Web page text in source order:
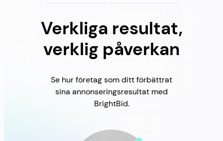
Verkliga resultat,
verklig påverkan
Se hur företag som ditt förbättrat
sina annonseringsresultat med
BrightBid.